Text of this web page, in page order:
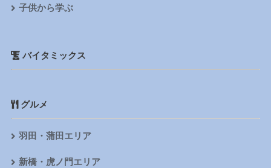
子供から学ぶ
バイタミックス
グルメ
羽田・蒲田エリア
新橋・虎ノ門エリア